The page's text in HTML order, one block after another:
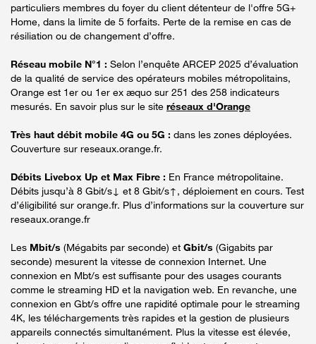
particuliers membres du foyer du client détenteur de l'offre 5G+
Home, dans la limite de 5 forfaits. Perte de la remise en cas de
résiliation ou de changement d’offre.
Réseau mobile N°1 : Selon l’enquête ARCEP 2025 d’évaluation
de la qualité de service des opérateurs mobiles métropolitains,
Orange est 1er ou 1er ex æquo sur 251 des 258 indicateurs
mesurés. En savoir plus sur le site réseaux d'Orange
Très haut débit mobile 4G ou 5G : dans les zones déployées.
Couverture sur reseaux.orange.fr.
Débits Livebox Up et Max Fibre : En France métropolitaine.
Débits jusqu’à 8 Gbit/s↓ et 8 Gbit/s↑, déploiement en cours. Test
d’éligibilité sur orange.fr. Plus d’informations sur la couverture sur
reseaux.orange.fr
Les Mbit/s (Mégabits par seconde) et Gbit/s (Gigabits par
seconde) mesurent la vitesse de connexion Internet. Une
connexion en Mbt/s est suffisante pour des usages courants
comme le streaming HD et la navigation web. En revanche, une
connexion en Gbt/s offre une rapidité optimale pour le streaming
4K, les téléchargements très rapides et la gestion de plusieurs
appareils connectés simultanément. Plus la vitesse est élevée,